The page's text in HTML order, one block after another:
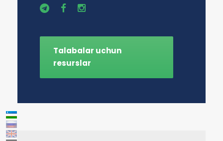
Talabalar uchun
resurslar